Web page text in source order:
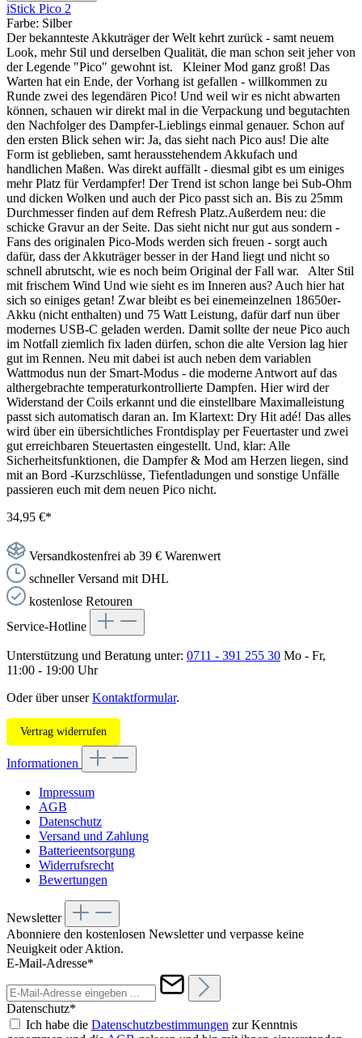
iStick Pico 2
Farbe: Silber
Der bekannteste Akkuträger der Welt kehrt zurück - samt neuem
Look, mehr Stil und derselben Qualität, die man schon seit jeher von
der Legende "Pico" gewohnt ist. Kleiner Mod ganz groß! Das
Warten hat ein Ende, der Vorhang ist gefallen - willkommen zu
Runde zwei des legendären Pico! Und weil wir es nicht abwarten
können, schauen wir direkt mal in die Verpackung und begutachten
den Nachfolger des Dampfer-Lieblings einmal genauer. Schon auf
den ersten Blick sehen wir: Ja, das sieht nach Pico aus! Die alte
Form ist geblieben, samt herausstehendem Akkufach und
handlichen Maßen. Was direkt auffällt - diesmal gibt es um einiges
mehr Platz für Verdampfer! Der Trend ist schon lange bei Sub-Ohm
und dicken Wolken und auch der Pico passt sich an. Bis zu 25mm
Durchmesser finden auf dem Refresh Platz.Außerdem neu: die
schicke Gravur an der Seite. Das sieht nicht nur gut aus sondern -
Fans des originalen Pico-Mods werden sich freuen - sorgt auch
dafür, dass der Akkuträger besser in der Hand liegt und nicht so
schnell abrutscht, wie es noch beim Original der Fall war. Alter Stil
mit frischem Wind Und wie sieht es im Inneren aus? Auch hier hat
sich so einiges getan! Zwar bleibt es bei einemeinzelnen 18650er-
Akku (nicht enthalten) und 75 Watt Leistung, dafür darf nun über
modernes USB-C geladen werden. Damit sollte der neue Pico auch
im Notfall ziemlich fix laden dürfen, schon die alte Version lag hier
gut im Rennen. Neu mit dabei ist auch neben dem variablen
Wattmodus nun der Smart-Modus - die moderne Antwort auf das
althergebrachte temperaturkontrollierte Dampfen. Hier wird der
Widerstand der Coils erkannt und die einstellbare Maximalleistung
passt sich automatisch daran an. Im Klartext: Dry Hit adé! Das alles
wird über ein übersichtliches Frontdisplay per Feuertaster und zwei
gut erreichbaren Steuertasten eingestellt. Und, klar: Alle
Sicherheitsfunktionen, die Dampfer & Mod am Herzen liegen, sind
mit an Bord -Kurzschlüsse, Tiefentladungen und sonstige Unfälle
passieren euch mit dem neuen Pico nicht.
34,95 €*
Versandkostenfrei ab 39 € Warenwert
schneller Versand mit DHL
kostenlose Retouren
Service-Hotline
Unterstützung und Beratung unter: 0711 - 391 255 30 Mo - Fr,
11:00 - 19:00 Uhr
Oder über unserKontaktformular.
Vertrag widerrufen
Informationen
Impressum
AGB
Datenschutz
Versand und Zahlung
Batterieentsorgung
Widerrufsrecht
Bewertungen
Newsletter
Abonniere den kostenlosen Newsletter und verpasse keine
Neuigkeit oder Aktion.
E-Mail-Adresse*
Datenschutz*
Ich habe die Datenschutzbestimmungen zur Kenntnis